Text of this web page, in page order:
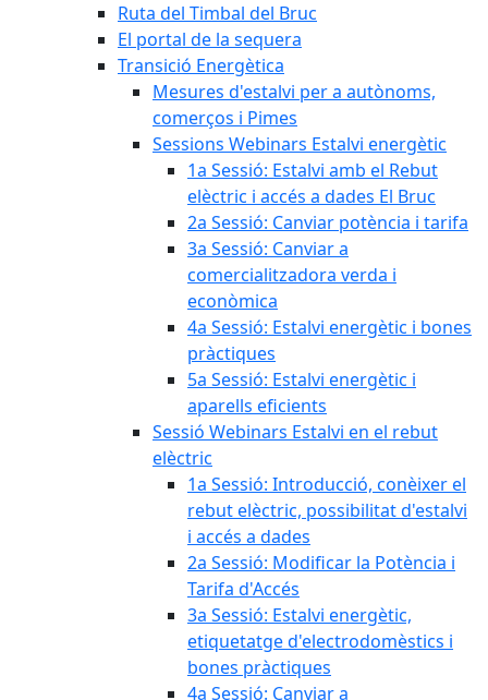
Ruta del Timbal del Bruc
El portal de la sequera
Transició Energètica
Mesures d'estalvi per a autònoms,
comerços i Pimes
Sessions Webinars Estalvi energètic
1a Sessió: Estalvi amb el Rebut
elèctric i accés a dades El Bruc
2a Sessió: Canviar potència i tarifa
3a Sessió: Canviar a
comercialitzadora verda i
econòmica
4a Sessió: Estalvi energètic i bones
pràctiques
5a Sessió: Estalvi energètic i
aparells eficients
Sessió Webinars Estalvi en el rebut
elèctric
1a Sessió: Introducció, conèixer el
rebut elèctric, possibilitat d'estalvi
i accés a dades
2a Sessió: Modificar la Potència i
Tarifa d'Accés
3a Sessió: Estalvi energètic,
etiquetatge d'electrodomèstics i
bones pràctiques
4a Sessió: Canviar a